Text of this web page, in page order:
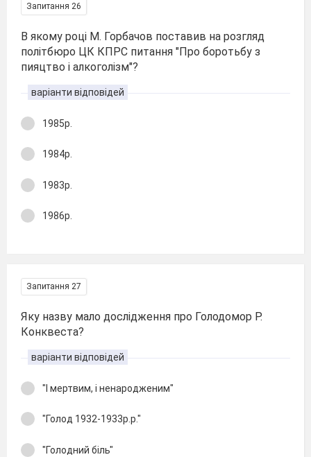
Запитання 26
В якому році М. Горбачов поставив на розгляд
політбюро ЦК КПРС питання "Про боротьбу з
пияцтво і алкоголізм"?
варіанти відповідей
1985р.
1984р.
1983р.
1986р.
Запитання 27
Яку назву мало дослідження про Голодомор Р.
Конквеста?
варіанти відповідей
"І мертвим, і ненародженим"
"Голод 1932-1933р.р."
"Голодний біль"